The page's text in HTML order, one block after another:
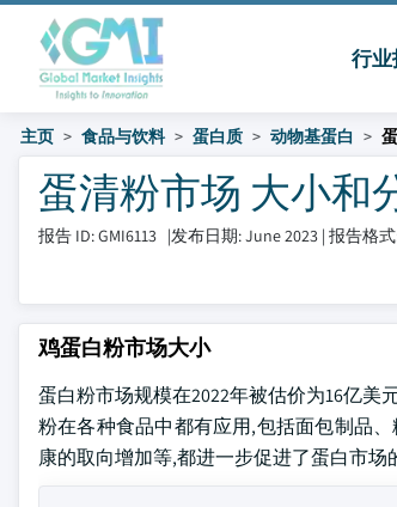
行
主页 食品与饮料 蛋白质 动物基蛋白
蛋清粉市场 大小和
报告 ID: GMI6113 |发布日期: June 2023 | 报告格
鸡蛋白粉市场大小
蛋白粉市场规模在2022年被估价为16亿美
粉在各种食品中都有应用,包括面包制品
康的取向增加等,都进一步促进了蛋白市场